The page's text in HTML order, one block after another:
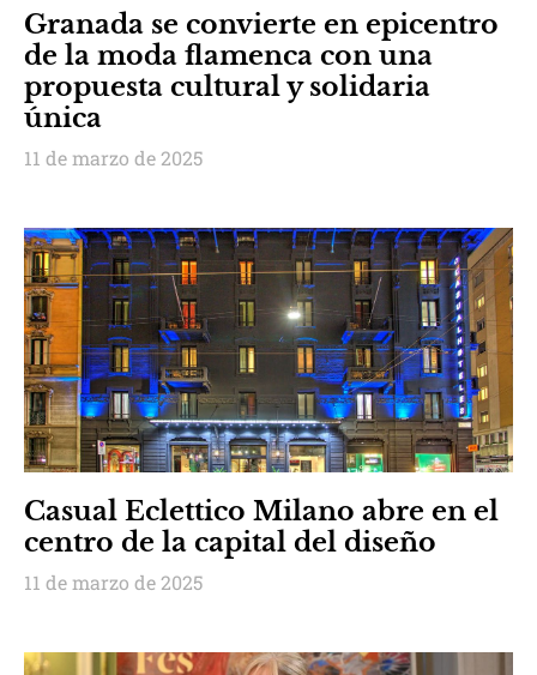
Granada se convierte en epicentro
de la moda flamenca con una
propuesta cultural y solidaria
única
11 de marzo de 2025
Casual Eclettico Milano abre en el
centro de la capital del diseño
11 de marzo de 2025